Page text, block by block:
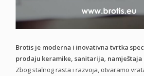
Brotis je moderna i inovativna tvrtka
prodaju keramike, sanitarija,
Zbog stalnog rasta i razvoja, otvaramo